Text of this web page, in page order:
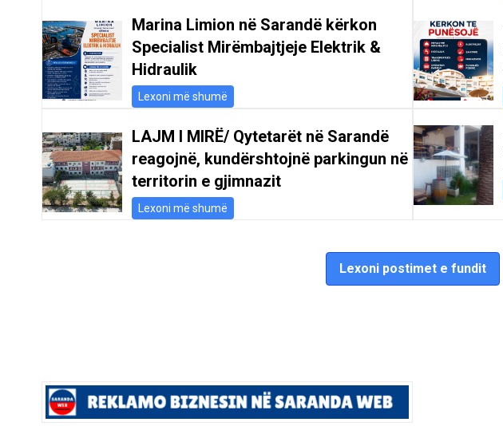
Marina Limion në Sarandë kërkon
Specialist Mirëmbajtjeje Elektrik &
Hidraulik
Lexoni më shumë
LAJM I MIRË/ Qytetarët në Sarandë
reagojnë, kundërshtojnë parkingun në
territorin e gjimnazit
Lexoni më shumë
Lexoni postimet e fundit